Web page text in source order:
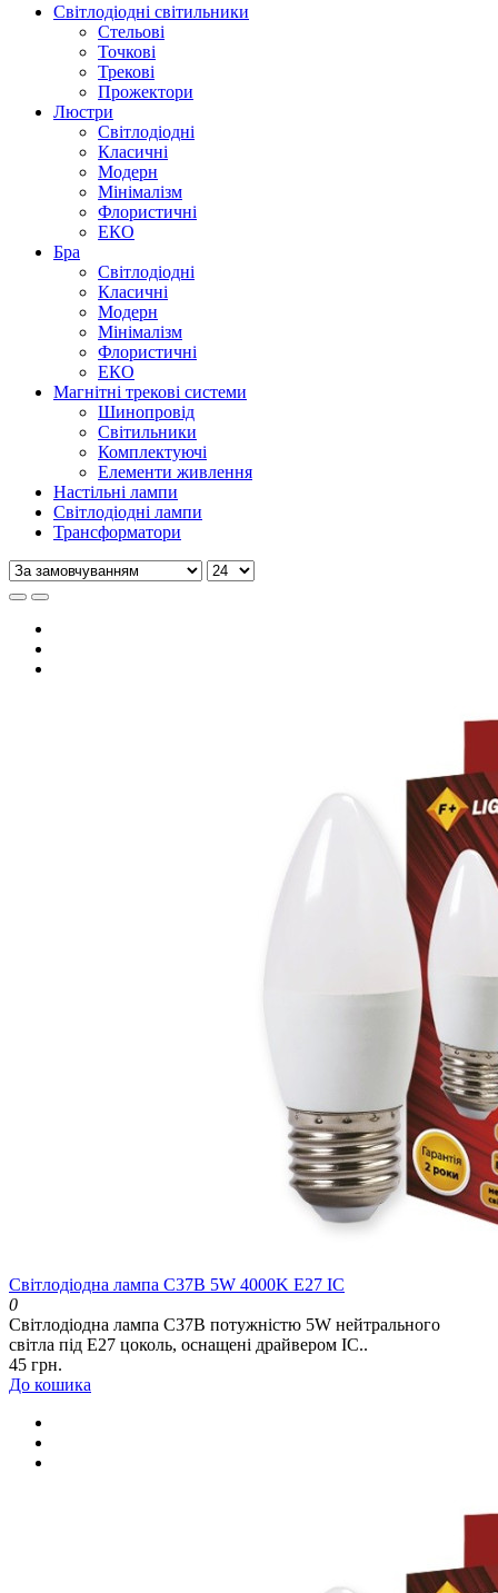
Світлодіодні світильники
Стельові
Точкові
Трекові
Прожектори
Люстри
Світлодіодні
Класичні
Модерн
Мінімалізм
Флористичні
ЕКО
Бра
Світлодіодні
Класичні
Модерн
Мінімалізм
Флористичні
ЕКО
Магнітні трекові системи
Шинопровід
Світильники
Комплектуючі
Елементи живлення
Настільні лампи
Світлодіодні лампи
Трансформатори
Світлодіодна лампа C37B 5W 4000K E27 IC
0
Світлодіодна лампа C37B потужністю 5W нейтрального
світла під E27 цоколь, оснащені драйвером IC..
45 грн.
До кошика